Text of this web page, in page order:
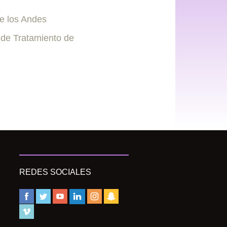
los Andes
Tratamiento de
REDES SOCIALES